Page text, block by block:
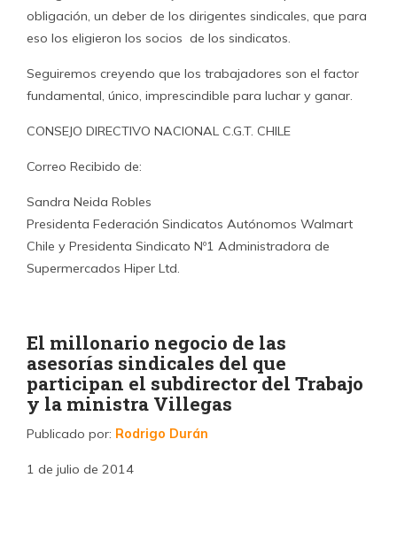
obligación, un deber de los dirigentes sindicales, que para
eso los eligieron los socios de los sindicatos.
Seguiremos creyendo que los trabajadores son el factor
fundamental, único, imprescindible para luchar y ganar.
CONSEJO DIRECTIVO NACIONAL C.G.T. CHILE
Correo Recibido de:
Sandra Neida Robles
Presidenta Federación Sindicatos Autónomos Walmart
Chile y Presidenta Sindicato Nº1 Administradora de
Supermercados Hiper Ltd.
El millonario negocio de las
asesorías sindicales del que
participan el subdirector del Trabajo
y la ministra Villegas
Publicado por: Rodrigo Durán
1 de julio de 2014